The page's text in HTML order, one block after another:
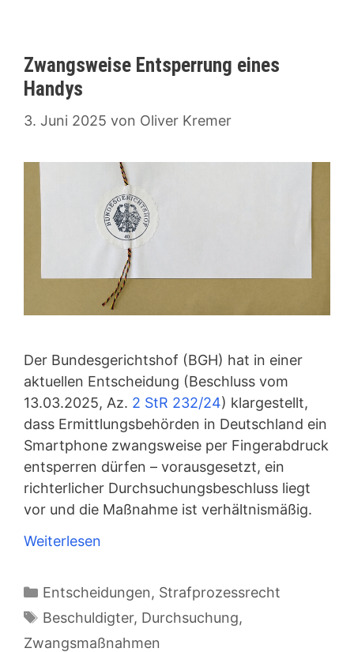
Zwangsweise Entsperrung eines
Handys
3. Juni 2025 von Oliver Kremer
Der Bundesgerichtshof (BGH) hat in einer
aktuellen Entscheidung (Beschluss vom
13.03.2025, Az. 2 StR 232/24) klargestellt,
dass Ermittlungsbehörden in Deutschland ein
Smartphone zwangsweise per Fingerabdruck
entsperren dürfen – vorausgesetzt, ein
richterlicher Durchsuchungsbeschluss liegt
vor und die Maßnahme ist verhältnismäßig.
Weiterlesen
Kategorien
Entscheidungen, Strafprozessrecht
Schlagwörter
Beschuldigter, Durchsuchung,
Zwangsmaßnahmen